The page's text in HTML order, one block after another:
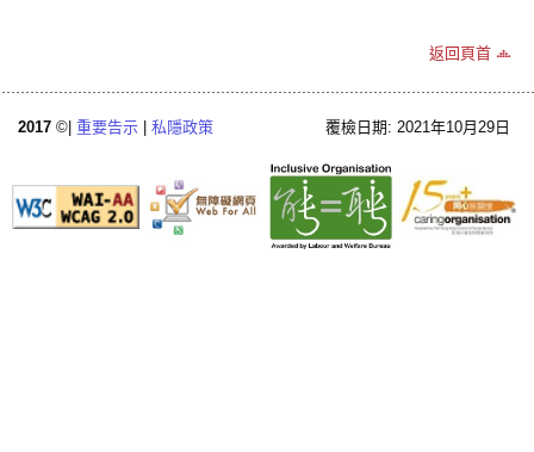
返回頁首
2017 ©| 重要告示 私隱政策 覆檢日期: 2021年10月29日